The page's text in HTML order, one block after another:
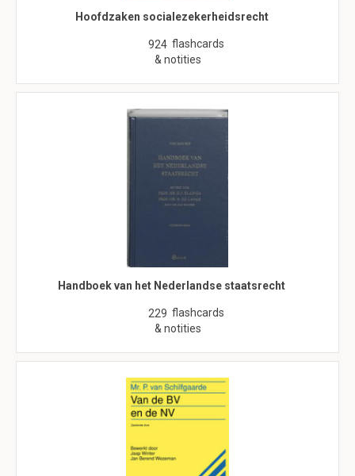
Hoofdzaken socialezekerheidsrecht
924 flashcards
& notities
Handboek van het Nederlandse staatsrecht
229 flashcards
& notities